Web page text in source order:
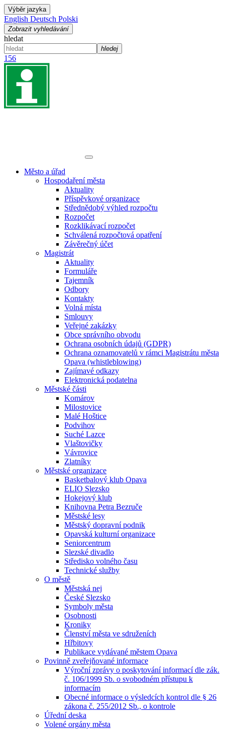
Výběr jazyka
English Deutsch Polski
Zobrazit vyhledávání
hledat
hledej
156
Město a úřad
Hospodaření města
Aktuality
Příspěvkové organizace
Střednědobý výhled rozpočtu
Rozpočet
Rozklikávací rozpočet
Schválená rozpočtová opatření
Závěrečný účet
Magistrát
Aktuality
Formuláře
Tajemník
Odbory
Kontakty
Volná místa
Smlouvy
Veřejné zakázky
Obce správního obvodu
Ochrana osobních údajů (GDPR)
Ochrana oznamovatelů v rámci Magistrátu města
Opava (whistleblowing)
Zajímavé odkazy
Elektronická podatelna
Městské části
Komárov
Milostovice
Malé Hoštice
Podvihov
Suché Lazce
Vlaštovičky
Vávrovice
Zlatníky
Městské organizace
Basketbalový klub Opava
ELIO Slezsko
Hokejový klub
Knihovna Petra Bezruče
Městské lesy
Městský dopravní podnik
Opavská kulturní organizace
Seniorcentrum
Slezské divadlo
Středisko volného času
Technické služby
O městě
Městská nej
České Slezsko
Symboly města
Osobnosti
Kroniky
Členství města ve sdruženích
Hřbitovy
Publikace vydávané městem Opava
Povinně zveřejňované informace
Výroční zprávy o poskytování informací dle zák.
č. 106/1999 Sb. o svobodném přístupu k
informacím
Obecné informace o výsledcích kontrol dle § 26
zákona č. 255/2012 Sb., o kontrole
Úřední deska
Volené orgány města